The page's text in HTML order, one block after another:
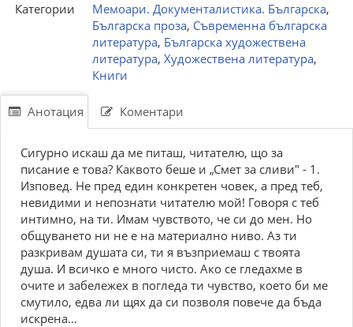
Категории
Мемоари. Документалистика. Българска,
Българска проза, Съвременна българска
литература, Българска художествена
литература, Художествена литература,
Книги
Анотация Коментари
Сигурно искаш да ме питаш, читателю, що за
писание е това? Каквото беше и „Смет за сливи" - 1.
Изповед. Не пред един конкретен човек, а пред теб,
невидими и непознати читателю мой! Говоря с теб
интимно, на ти. Имам чувството, че си до мен. Но
общуването ни не е на материално ниво. Аз ти
разкривам душата си, ти я възприемаш с твоята
душа. И всичко е много чисто. Ако се гледахме в
очите и забележех в погледа ти чувство, което би ме
смутило, едва ли щях да си позволя повече да бъда
искрена…